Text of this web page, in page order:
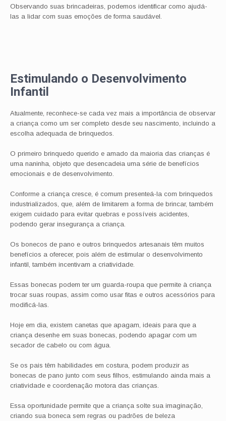
Observando suas brincadeiras, podemos identificar como ajudá-
las a lidar com suas emoções de forma saudável.
Estimulando o Desenvolvimento
Infantil
Atualmente, reconhece-se cada vez mais a importância de observar
a criança como um ser completo desde seu nascimento, incluindo a
escolha adequada de brinquedos.
O primeiro brinquedo querido e amado da maioria das crianças é
uma naninha, objeto que desencadeia uma série de benefícios
emocionais e de desenvolvimento.
Conforme a criança cresce, é comum presenteá-la com brinquedos
industrializados, que, além de limitarem a forma de brincar, também
exigem cuidado para evitar quebras e possíveis acidentes,
podendo gerar insegurança a criança.
Os bonecos de pano e outros brinquedos artesanais têm muitos
benefícios a oferecer, pois além de estimular o desenvolvimento
infantil, também incentivam a criatividade.
Essas bonecas podem ter um guarda-roupa que permite à criança
trocar suas roupas, assim como usar fitas e outros acessórios para
modificá-las.
Hoje em dia, existem canetas que apagam, ideais para que a
criança desenhe em suas bonecas, podendo apagar com um
secador de cabelo ou com água.
Se os pais têm habilidades em costura, podem produzir as
bonecas de pano junto com seus filhos, estimulando ainda mais a
criatividade e coordenação motora das crianças.
Essa oportunidade permite que a criança solte sua imaginação,
criando sua boneca sem regras ou padrões de beleza